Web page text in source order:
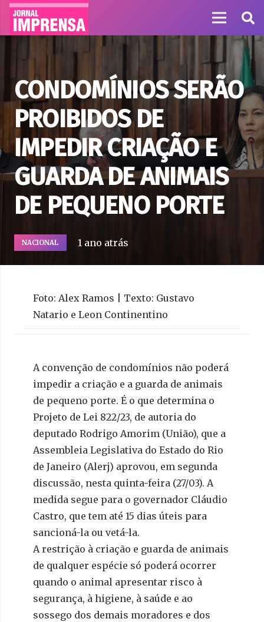
CONDOMÍNIOS SERÃO
PROIBIDOS DE
IMPEDIR CRIAÇÃO E
GUARDA DE ANIMAIS
DE PEQUENO PORTE
NACIONAL 1 ano atrás
Foto: Alex Ramos | Texto: Gustavo
Natario e Leon Continentino
A convenção de condomínios não poderá
impedir a criação e a guarda de animais
de pequeno porte. É o que determina o
Projeto de Lei 822/23, de autoria do
deputado Rodrigo Amorim (União), que a
Assembleia Legislativa do Estado do Rio
de Janeiro (Alerj) aprovou, em segunda
discussão, nesta quinta-feira (27/03). A
medida segue para o governador Cláudio
Castro, que tem até 15 dias úteis para
sancioná-la ou vetá-la.
A restrição à criação e guarda de animais
de qualquer espécie só poderá ocorrer
quando o animal apresentar risco à
segurança, à higiene, à saúde e ao
sossego dos demais moradores e dos